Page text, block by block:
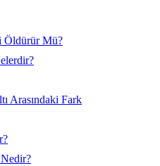
Öldürür Mü?
Arasındaki Fark